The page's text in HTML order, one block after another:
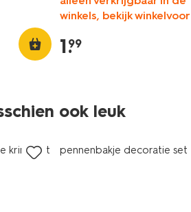
winkels, bekijk
1.
99
ook leuk
krimpset pennenbakje decoratie set